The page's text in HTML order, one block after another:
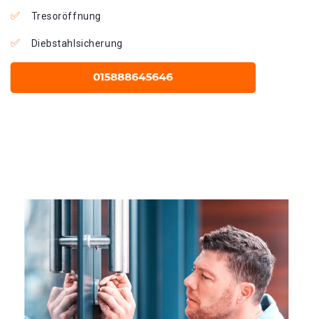
Tresoröffnung
Diebstahlsicherung